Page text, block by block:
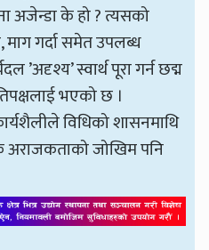
अजेन्डा के हो ? त्यसको
माग गर्दा समेत उपलब्ध
’अदृश्य’ स्वार्थ पूरा गर्न छद्म
भएको छ ।
विधिको शासनमाथि
अराजकताको जोखिम पनि